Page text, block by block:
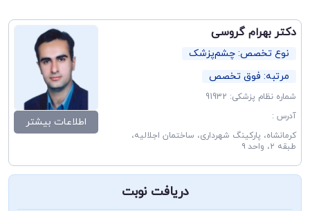
دکتر بهرام گروسی
نوع تخصص: چشم‌پزشک
مرتبه: فوق تخصص
شماره نظام پزشکی: 91932
آدرس :
کرمانشاه، پارکینگ شهرداری، ساختمان اجلالیه،
طبقه ۲، واحد ۹
اطلاعات بیشتر
دریافت نوبت